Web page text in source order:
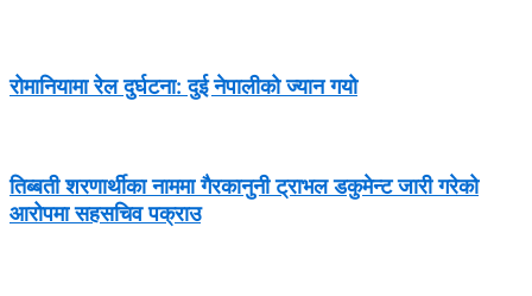
रोमानियामा रेल दुर्घटना: दुई नेपालीको ज्यान गयो
तिब्बती शरणार्थीका नाममा गैरकानुनी ट्राभल डकुमेन्ट जारी गरेको
आरोपमा सहसचिव पक्राउ